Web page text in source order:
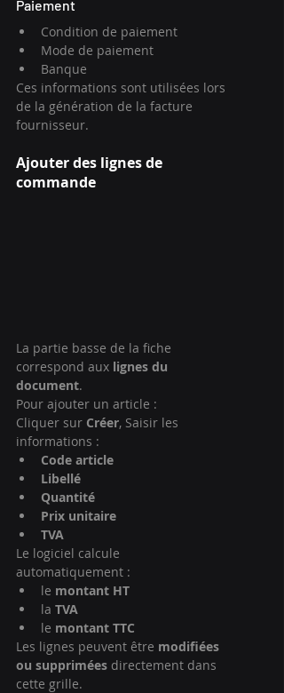
Paiement
Condition de paiement
Mode de paiement
Banque
Ces informations sont utilisées lors
de la génération de la facture
fournisseur.
Ajouter des lignes de
commande
La partie basse de la fiche
correspond aux lignes du
document.
Pour ajouter un article :
Cliquer sur Créer, Saisir les
informations :
Code article
Libellé
Quantité
Prix unitaire
TVA
Le logiciel calcule
automatiquement :
le montant HT
la TVA
le montant TTC
Les lignes peuvent être modifiées
ou supprimées directement dans
cette grille.